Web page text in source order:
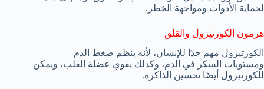
لحماية الأدوات ومواجهة الخطر.
هرمون الكورتيزول والقلق
الكورتيزول مهم جدًا للإنسان، لأنه ينظم ضغط الدم
ومستويات السكر في الدم، وكذلك يقوي عضلة القلب، ويمكن
للكورتيزول أيضًا تحسين الذاكرة.